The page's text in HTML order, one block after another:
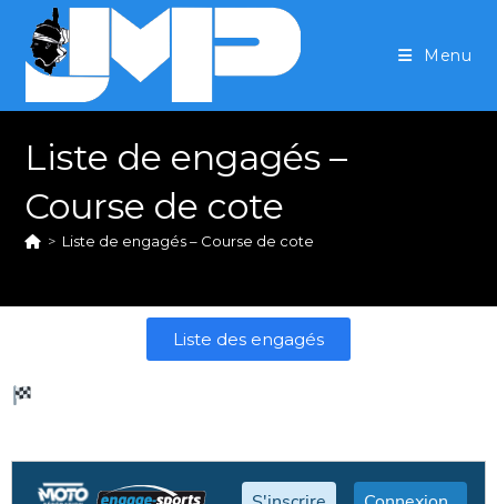
Menu
Liste de engagés –
Course de cote
> Liste de engagés – Course de cote
Liste des engagés